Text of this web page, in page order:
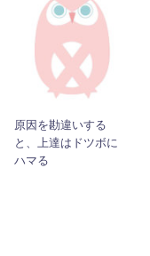
原因を勘違いする
と、上達はドツボに
ハマる